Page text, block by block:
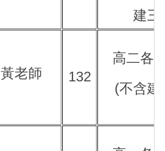
建三
黃老師 132
高二各
(不含建